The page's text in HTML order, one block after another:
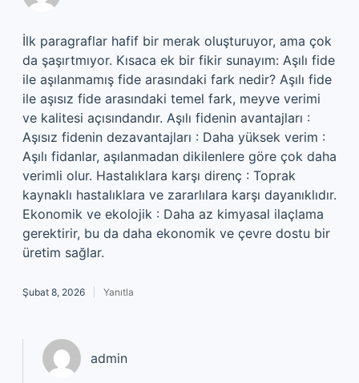
İlk paragraflar hafif bir merak oluşturuyor, ama çok
da şaşırtmıyor. Kısaca ek bir fikir sunayım: Aşılı fide
ile aşılanmamış fide arasındaki fark nedir? Aşılı fide
ile aşısız fide arasındaki temel fark, meyve verimi
ve kalitesi açısındandır. Aşılı fidenin avantajları :
Aşısız fidenin dezavantajları : Daha yüksek verim :
Aşılı fidanlar, aşılanmadan dikilenlere göre çok daha
verimli olur. Hastalıklara karşı direnç : Toprak
kaynaklı hastalıklara ve zararlılara karşı dayanıklıdır.
Ekonomik ve ekolojik : Daha az kimyasal ilaçlama
gerektirir, bu da daha ekonomik ve çevre dostu bir
üretim sağlar.
Şubat 8, 2026 Yanıtla
admin